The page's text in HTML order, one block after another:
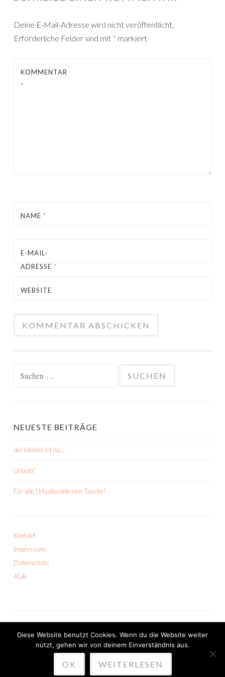
Deine E-Mail-Adresse wird nicht veröffentlicht.
Erforderliche Felder sind mit * markiert
KOMMENTAR
*
NAME *
E-MAIL-
ADRESSE *
WEBSITE
NEUESTE BEITRÄGE
der Herbst ist da…
Urlaub?
Für alle Urlaubsziele eine Tasche!
Kontakt
Impressum
Datenschutz
AGB
PROUDLY POWERED BY WORDPRESS
THEME: SKETCH VON WORDPRESS.COM
Diese Website benutzt Cookies. Wenn du die Website weiter
nutzt, gehen wir von deinem Einverständnis aus.
OK WEITERLESEN